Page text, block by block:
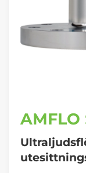
AMFLO